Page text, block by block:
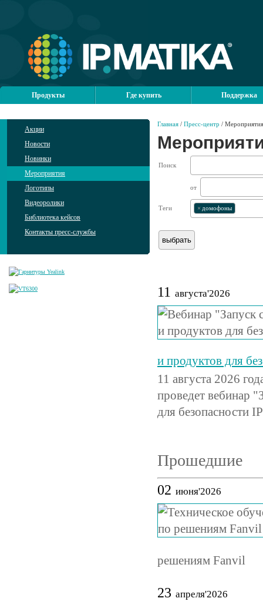
Продукты Где купить Поддержка
Акции
Новости
Новинки
Мероприятия
Логотипы
Видеоролики
Библиотека кейсов
Контакты пресс-службы
Главная / Пресс-центр / Мероприятия
Поиск
от
Теги × домофоны
11 августа'2026
и продуктов для
11 августа 2026
проведет вебинар
для безопасности
Прошедшие
02 июня'2026
решениям Fanvil
23 апреля'2026